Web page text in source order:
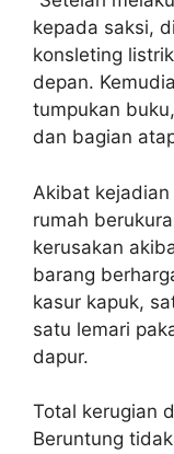
kepada saksi,
konsleting
depan.
tumpukan
dan bagian
Akibat
rumah
kerusakan
barang
kasur kapuk,
satu lemari
dapur.
Total kerugian
Beruntung